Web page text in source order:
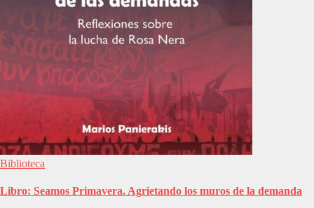
Biblioteca
Libro: Seamos Primavera. Agrietando los muros de la demanda